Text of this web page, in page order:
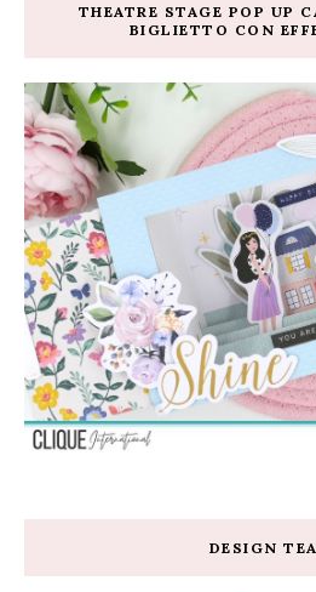
THEATRE STAGE POP UP
BIGLIETTO CON
DESIGN